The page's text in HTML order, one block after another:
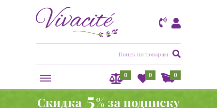
0
0
0
Скидка 5% за подписку